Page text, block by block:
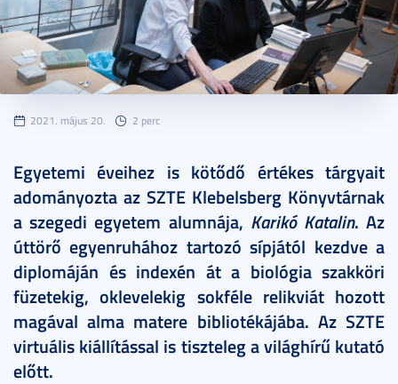
2021. május 20. 2 perc
Egyetemi éveihez is kötődő értékes tárgyait
adományozta az SZTE Klebelsberg Könyvtárnak
a szegedi egyetem alumnája, Karikó Katalin. Az
úttörő egyenruhához tartozó sípjától kezdve a
diplomáján és indexén át a biológia szakköri
füzetekig, oklevelekig sokféle relikviát hozott
magával alma matere bibliotékájába. Az SZTE
virtuális kiállítással is tiszteleg a világhírű kutató
előtt.